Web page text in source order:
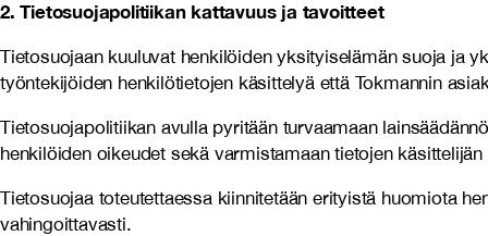
2. Tietosuojapolitiikan kattavuus ja tavoitteet
Tietosuojaan kuuluvat henkilöiden yksityiselämän suoja ja
työntekijöiden henkilötietojen käsittelyä että Tokmannin
Tietosuojapolitiikan avulla pyritään turvaamaan
henkilöiden oikeudet sekä varmistamaan tietojen
Tietosuojaa toteutettaessa kiinnitetään erityistä huomiota
vahingoittavasti.